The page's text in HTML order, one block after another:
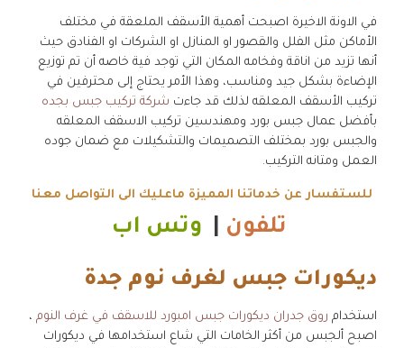
في الاونة الاخيرة اصبحت أهمية الأسقف الملعقة في مختلف
الأماكن مثل الفلل والقصور او المنازل او الشركات او الفنادق حيث
أنها تزيد من اناقة وفخامه المكان التي توجد فية خاصه أن تم توزيع
الإضاءة بشكل جيد ومناسب، وهذا الأمر يحتاج إلى محترفين في
تركيب الأسقف المعلقه لذلك قد جاءت شركة تركيب جبس بجده
بأفضل عمال جبس بورد ومهندسين تركيب الاسقف المعلقه
والجبس بورد بمختلف التصميمات والتشكيلات مع ضمان جوده
العمل ومتانه التركيب.
للستفسار عن خدماتنا المميزة ماعليك الى التواصل معنا
تلفون وتس اب
ديكورات جبس لغرف نوم جدة
استخدام روق جدران ديكورات جبس امبورد للاسقف في غرف النوم ،
اصبح ألجبس من أكثر الخامات التي شاع استخدامها في ديكورات